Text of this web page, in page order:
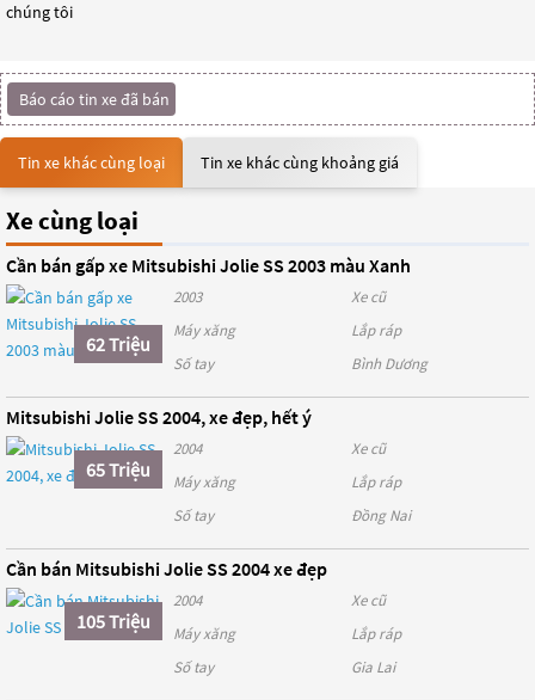
chúng tôi
Báo cáo tin xe đã bán
Tin xe khác cùng loại Tin xe khác cùng khoảng giá
Xe cùng loại
Cần bán gấp xe Mitsubishi Jolie SS 2003 màu Xanh
62 Triệu
2003
Xe cũ
Máy xăng
Lắp ráp
Số tay
Bình Dương
Mitsubishi Jolie SS 2004, xe đẹp, hết ý
65 Triệu
2004
Xe cũ
Máy xăng
Lắp ráp
Số tay
Đồng Nai
Cần bán Mitsubishi Jolie SS 2004 xe đẹp
105 Triệu
2004
Xe cũ
Máy xăng
Lắp ráp
Số tay
Gia Lai